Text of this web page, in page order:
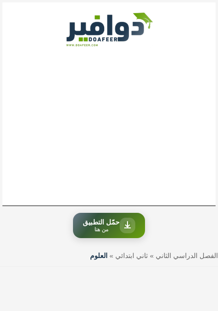
حمّل التطبيق
من هنا
الفصل الدراسي الثاني » ثاني ابتدائي » العلوم